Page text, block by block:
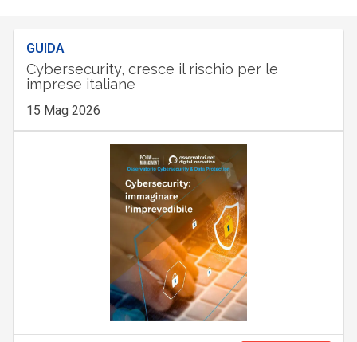
GUIDA
Cybersecurity, cresce il rischio per le
imprese italiane
15 Mag 2026